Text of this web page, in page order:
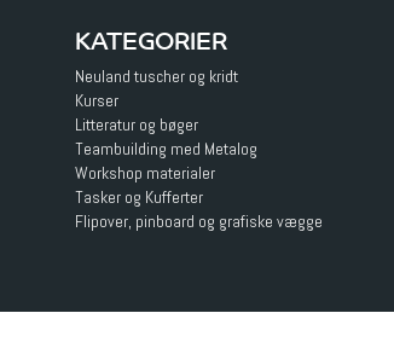
KATEGORIER
Neuland tuscher og kridt
Kurser
Litteratur og bøger
Teambuilding med Metalog
Workshop materialer
Tasker og Kufferter
Flipover, pinboard og grafiske vægge